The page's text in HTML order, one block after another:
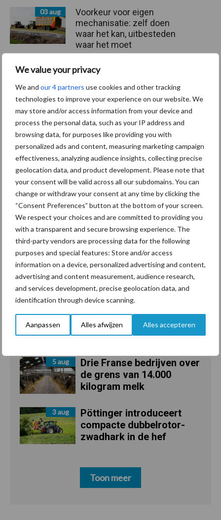
We value your privacy
We and our 4 partners use cookies and other tracking
technologies to improve your experience on our website. We
may store and/or access information from your device and
process the personal data, such as your IP address and
browsing data, for purposes like providing you with
personalized ads and content, measuring marketing campaign
effectiveness, analyzing audience insights, collecting precise
geolocation data, and product development. Please note that
your consent will be valid across all our subdomains. You can
change or withdraw your consent at any time by clicking the
“Consent Preferences” button at the bottom of your screen.
We respect your choices and are committed to providing you
with a transparent and secure browsing experience. The
third-party vendors are processing data for the following
purposes and special features: Store and/or access
information on a device, personalized advertising and content,
advertising and content measurement, audience research,
and services development, precise geolocation data, and
identification through device scanning.
Aanpassen Alles afwijzen Alles accepteren
03 aug
Voorkeur voor eigen
mechanisatie: zelf doen
waar het kan, uitbesteden
waar het moet
zijn bij eerste inseminatie
belangrijker dan leeftijd”
29 jul
Track & tracebedrijf Allsetra
traceert Giant na Giant
Toon meer
Recent nieuws Partner nieuws
“Vraag naar praktische
hygieneoplossingen is in
Polen groter dan ooit”
5 aug
Drie Franse bedrijven over
de grens van 14.000
kilogram melk
3 aug
Pöttinger introduceert
compacte dubbelrotor-
zwadhark in de hef
Toon meer